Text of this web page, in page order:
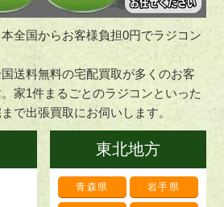
全国からお客様負担0円でラジコン
送料無料の宅配買取が多くのお客
家1件まるごとのラジコンといった
で出張買取にお伺いします。
東北地方
青森県 岩手県